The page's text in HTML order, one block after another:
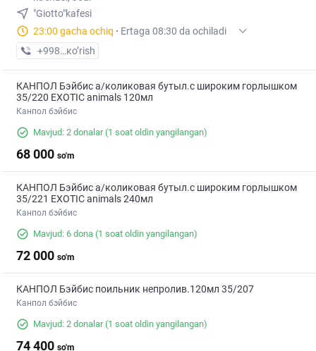
"Giotto"kafesi
23:00 gacha ochiq · Ertaga 08:30 da ochiladi
+998 (99) XXX-XX-XX
кo’rish
КАНПОЛ Бэйбис а/коликовая бутыл.с широким горлышком
35/220 EXOTIC animals 120мл
Канпол бэйбис
Mavjud: 2 donalar(1 soat oldin yangilangan)
68 000 so'm
КАНПОЛ Бэйбис а/коликовая бутыл.с широким горлышком
35/221 EXOTIC animals 240мл
Канпол бэйбис
Mavjud: 6 dona (1 soat oldin yangilangan)
72 000 so'm
КАНПОЛ Бэйбис поильник непролив.120мл 35/207
Канпол бэйбис
Mavjud: 2 donalar(1 soat oldin yangilangan)
74 400 so'm